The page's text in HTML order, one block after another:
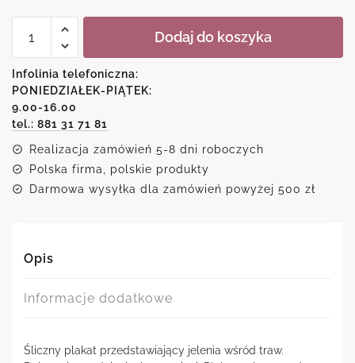
Plakat
jelenia
Dodaj do koszyka
Infolinia telefoniczna:
PONIEDZIAŁEK-PIĄTEK:
9.00-16.00
tel.: 881 31 71 81
Realizacja zamówień 5-8 dni roboczych
Polska firma, polskie produkty
Darmowa wysyłka dla zamówień powyżej 500 zł
Opis
Informacje dodatkowe
Śliczny plakat przedstawiający jelenia wśród traw.